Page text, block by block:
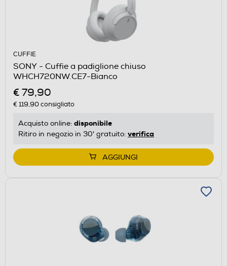
CUFFIE
SONY - Cuffie a padiglione chiuso
WHCH720NW.CE7-Bianco
€ 79,90
€ 119,90consigliato
Acquisto online: disponibile
Ritiro in negozio in 30' gratuito: verifica
AGGIUNGI